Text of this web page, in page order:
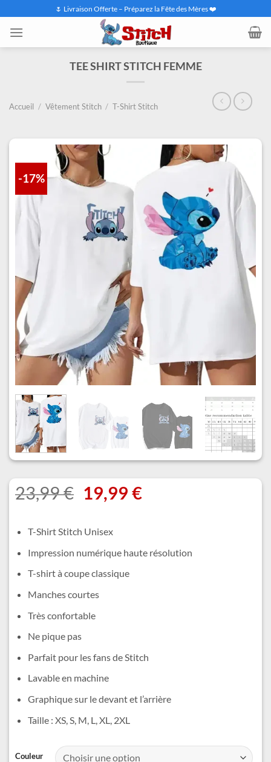
contenu
🌷 Livraison Offerte – Préparez la Fête des Mères ❤️
TEE SHIRT STITCH FEMME
Accueil / Vêtement Stitch / T-Shirt Stitch
-17%
23,99€ Le
prix
initial
23,99 €.
19,99 €Le
19,99 €.
T-Shirt Stitch Unisex
Impression numérique haute résolution
T-shirt à coupe classique
Manches courtes
Très confortable
Ne pique pas
Parfait pour les fans de Stitch
Lavable en machine
Graphique sur le devant et l’arrière
Taille : XS, S, M, L, XL, 2XL
Couleur
Alternative: